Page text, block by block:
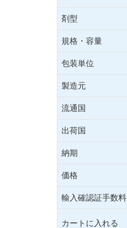
剤型
規格・容量
包装単位
製造元
流通国
出荷国
納期
価格
輸入確認証手数料
カートに入れる